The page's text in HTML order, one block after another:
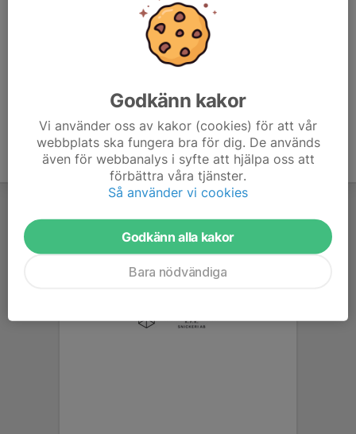
Samling på parkeringen direkt till vänster när man
svänger in på Tre Rosors väg.
Ingen föranmälan behövs.
Godkänn kakor
Vi använder oss av kakor (cookies) för att vår
webbplats ska fungera bra för dig. De används
även för webbanalys i syfte att hjälpa oss att
förbättra våra tjänster.
Så använder vi cookies
Godkänn alla kakor
Bara nödvändiga